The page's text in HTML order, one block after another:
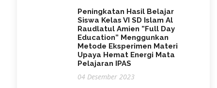
Peningkatan Hasil Belajar
Siswa Kelas VI SD Islam Al
Raudlatul Amien ”Full Day
Education” Menggunkan
Metode Eksperimen Materi
Upaya Hemat Energi Mata
Pelajaran IPAS
04 Desember 2023